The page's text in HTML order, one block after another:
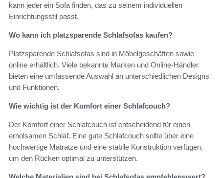
kann jeder ein Sofa finden, das zu seinem individuellen
Einrichtungsstil passt.
Wo kann ich platzsparende Schlafsofas kaufen?
Platzsparende Schlafsofas sind in Möbelgeschäften sowie
online erhältlich. Viele bekannte Marken und Online-Händler
bieten eine umfassende Auswahl an unterschiedlichen Designs
und Funktionen.
Wie wichtig ist der Komfort einer Schlafcouch?
Der Komfort einer Schlafcouch ist entscheidend für einen
erholsamen Schlaf. Eine gute Schlafcouch sollte über eine
hochwertige Matratze und eine stabile Konstruktion verfügen,
um den Rücken optimal zu unterstützen.